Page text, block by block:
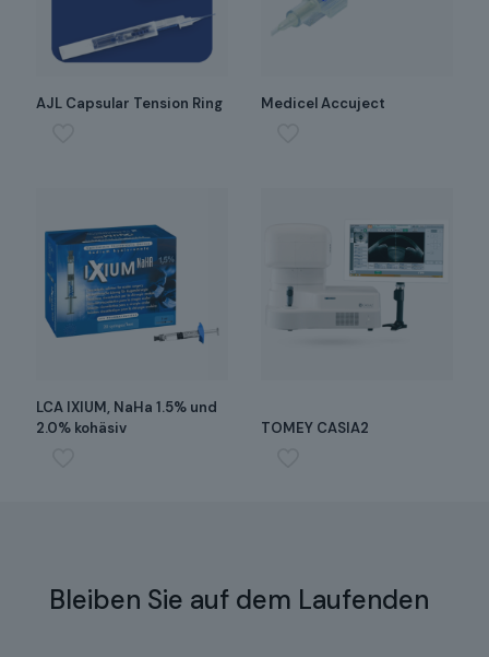
AJL Capsular Tension Ring Medicel Accuject
LCA IXIUM, NaHa 1.5% und
2.0% kohäsiv
TOMEY CASIA2
Bleiben Sie auf dem Laufenden